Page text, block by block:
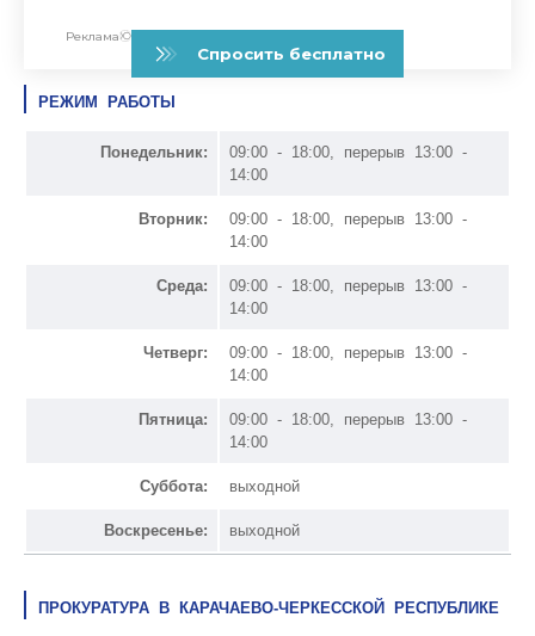
РЕЖИМ РАБОТЫ
Понедельник:
09:00 - 18:00, перерыв 13:00 -
14:00
Вторник:
09:00 - 18:00, перерыв 13:00 -
14:00
Среда:
09:00 - 18:00, перерыв 13:00 -
14:00
Четверг:
09:00 - 18:00, перерыв 13:00 -
14:00
Пятница:
09:00 - 18:00, перерыв 13:00 -
14:00
Суббота: выходной
Воскресенье: выходной
ПРОКУРАТУРА В КАРАЧАЕВО-ЧЕРКЕССКОЙ РЕСПУБЛИКЕ